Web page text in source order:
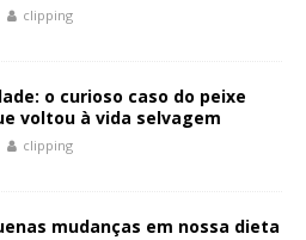
clipping
o curioso caso do peixe
voltou à vida selvagem
clipping
mudanças em nossa dieta